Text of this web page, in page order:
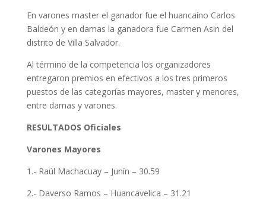
En varones master el ganador fue el huancaíno Carlos
Baldeón y en damas la ganadora fue Carmen Asin del
distrito de Villa Salvador.
Al término de la competencia los organizadores
entregaron premios en efectivos a los tres primeros
puestos de las categorías mayores, master y menores,
entre damas y varones.
RESULTADOS Oficiales
Varones Mayores
1.- Raúl Machacuay – Junín – 30.59
2.- Daverso Ramos – Huancavelica – 31.21